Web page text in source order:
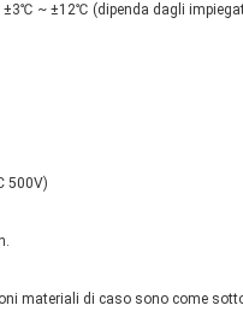
~ ±12℃ (dipenda dagli
500V)
materiali di caso sono come